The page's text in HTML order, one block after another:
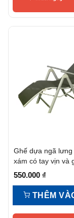
Ghế dựa ngã lưng
xám có tay vịn và
550.000 ₫
THÊM